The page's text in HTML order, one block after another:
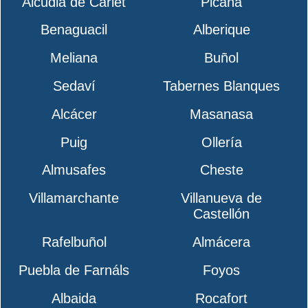
Benaguacil
Alberique
Meliana
Buñol
Sedaví
Tabernes Blanques
Alcácer
Masanasa
Puig
Ollería
Almusafes
Cheste
Villamarchante
Villanueva de
Castellón
Rafelbuñol
Almácera
Puebla de Farnáls
Foyos
Albaida
Rocafort